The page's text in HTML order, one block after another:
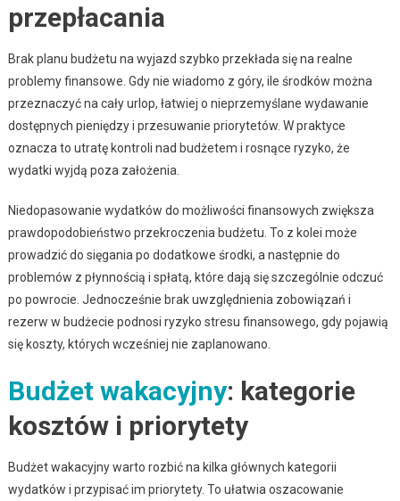
przepłacania
Brak planu budżetu na wyjazd szybko przekłada się na realne
problemy finansowe. Gdy nie wiadomo z góry, ile środków można
przeznaczyć na cały urlop, łatwiej o nieprzemyślane wydawanie
dostępnych pieniędzy i przesuwanie priorytetów. W praktyce
oznacza to utratę kontroli nad budżetem i rosnące ryzyko, że
wydatki wyjdą poza założenia.
Niedopasowanie wydatków do możliwości finansowych zwiększa
prawdopodobieństwo przekroczenia budżetu. To z kolei może
prowadzić do sięgania po dodatkowe środki, a następnie do
problemów z płynnością i spłatą, które dają się szczególnie odczuć
po powrocie. Jednocześnie brak uwzględnienia zobowiązań i
rezerw w budżecie podnosi ryzyko stresu finansowego, gdy pojawią
się koszty, których wcześniej nie zaplanowano.
Budżet wakacyjny: kategorie
kosztów i priorytety
Budżet wakacyjny warto rozbić na kilka głównych kategorii
wydatków i przypisać im priorytety. To ułatwia oszacowanie